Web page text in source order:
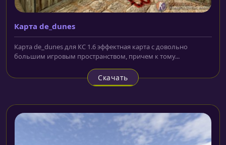
Карта de_dunes
Карта de_dunes для КС 1.6 эффектная карта с довольно
большим игровым пространством, причем к тому...
Скачать